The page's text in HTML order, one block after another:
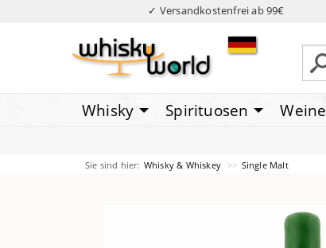
✓ Versandkostenfrei ab 99€
Whisky Spirituosen Weine
Sie sind hier: Whisky & Whiskey Single Malt